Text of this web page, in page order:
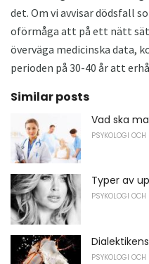
det. Om vi ​​avvisar dödsfall
oförmåga att på ett nätt
överväga medicinska data,
perioden på 30-40 år att
Similar posts
Vad ska
PSYKOLOGI OCH
Typer av
PSYKOLOGI OCH
PSYKOLOGI OCH